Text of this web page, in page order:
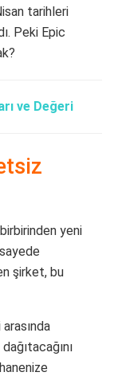
tarihleri
Peki Epic
ve Değeri
yeni
şirket, bu